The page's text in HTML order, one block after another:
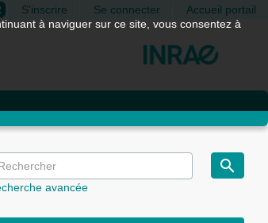
S'inscrire Se connecter Accueil portail
avancée
à naviguer sur ce site, vous consentez à